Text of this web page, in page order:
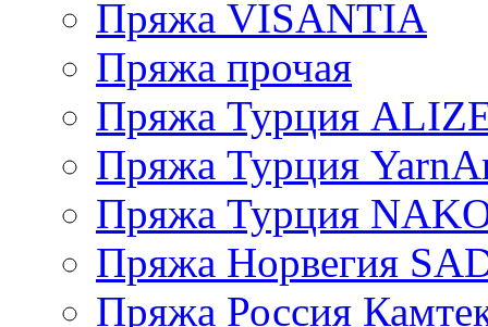
Пряжа VISANTIA
Пряжа прочая
Пряжа Турция
Пряжа Турция
Пряжа Турция
Пряжа Норвегия
Пряжа Россия